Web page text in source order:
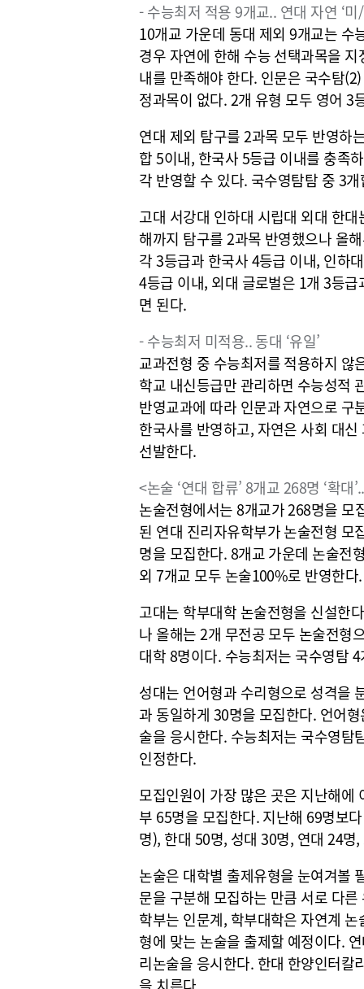
- 수능최저 적용 9개교.. 연대 자연 ‘미
10개교 가운데 동대 제외 9개교는 수
경우 자연에 한해 수능 선택과목을
내를 만족해야 한다. 인문은 국수탐
정과목이 없다. 2개 유형 모두 영어 3
연대 제외 탐구를 2과목 모두 반영하
합 5이내, 한국사 5등급 이내를 충족
각 반영할 수 있다. 국수영탐탐 중 3
고대 서강대 인하대 시립대 외대 한
해까지 탐구를 2과목 반영했으나 올
각 3등급과 한국사 4등급 이내, 인하
4등급 이내, 외대 글로벌은 1개 3등
면 된다.
- 수능최저 미적용.. 동대 ‘유일’
교과전형 중 수능최저를 적용하지 않
학교 내신등급만 관리하면 수능성적
반영교과에 따라 인문과 자연으로 구
한국사를 반영하고, 자연은 사회 대
선발한다.
<논술 ‘연대 합류’ 8개교 268명 ‘확대
논술전형에서는 8개교가 268명을 모
된 연대 진리자유학부가 논술전형 모
명을 모집한다. 8개교 가운데 논술전
외 7개교 모두 논술100%로 반영한
고대는 학부대학 논술전형을 신설한
나 올해는 2개 무전공 모두 논술전형
대학 8명이다. 수능최저는 국수영탐
성대는 언어형과 수리형으로 성격을
과 동일하게 30명을 모집한다. 언어
술을 응시한다. 수능최저는 국수영탐
인정한다.
모집인원이 가장 많은 곳은 지난해
부 65명을 모집한다. 지난해 69명보
명), 한대 50명, 성대 30명, 연대 24
논술은 대학별 출제유형을 눈여겨볼
문을 구분해 모집하는 만큼 서로 다
학부는 인문계, 학부대학은 자연계
형에 맞는 논술을 출제할 예정이다.
리논술을 응시한다. 한대 한양인터칼